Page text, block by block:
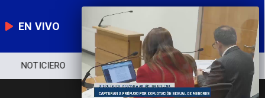
EN VIVO
NOTICIERO POLÍTICA ECONOMÍA